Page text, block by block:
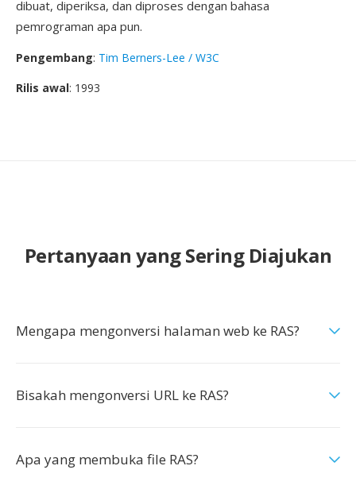
dibuat, diperiksa, dan diproses dengan bahasa
pemrograman apa pun.
Pengembang: Tim Berners-Lee / W3C
Rilis awal: 1993
Pertanyaan yang Sering Diajukan
Mengapa mengonversi halaman web ke RAS?
Bisakah mengonversi URL ke RAS?
Apa yang membuka file RAS?